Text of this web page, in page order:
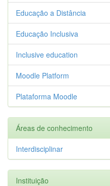
Educação a Distância
Educação Inclusiva
Inclusive education
Moodle Platform
Plataforma Moodle
Áreas de conhecimento
Interdisciplinar
Instituição